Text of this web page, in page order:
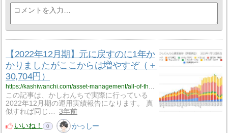
【2022年12月期】元に戻すのに1年か
かりましたがここからは増やすぞ（＋
30,704円）
https://kashiwanchi.com/asset-management/all-of-the-operational-report/dec-2022/
この記事は、かしわんちで実際に行っている
2022年12月期の運用実績報告になります。 真
似すれば同じ…
3年前
いいね！
0 かっしー